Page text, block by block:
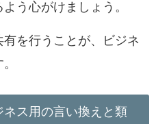
う心がけましょう。
を行うことが、ビジネ
ネス用の言い換えと類